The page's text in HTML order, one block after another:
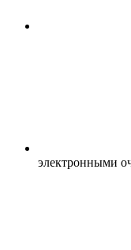
электронными